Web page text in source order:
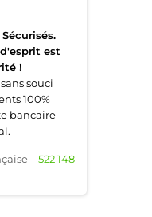
est
!
souci
100%
bancaire
–522 148